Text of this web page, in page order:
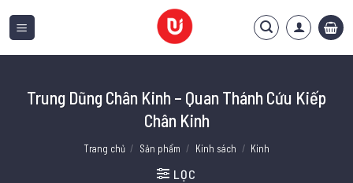
qua
Trung Dũng Chân Kinh – Quan Thánh Cứu Kiếp
Chân Kinh
Trang chủ / Sản phẩm / Kinh sách / Kinh
LỌC